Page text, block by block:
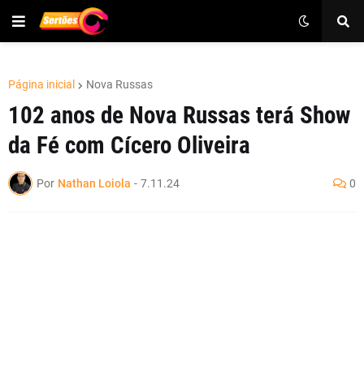
Página inicial Nova Russas
102 anos de Nova Russas terá Show
da Fé com Cícero Oliveira
Por Nathan Loiola - 7.11.24 0